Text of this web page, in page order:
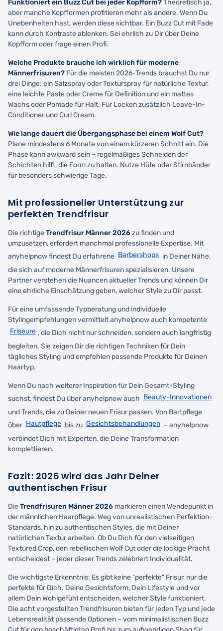
Funktioniert ein Buzz Cut bei jeder Kopfform?Theoretisch ja,
aber manche Kopfformen profitieren mehr als andere. Wenn Du
Unebenheiten hast, werden diese sichtbar. Ein Buzz Cut mit Fade
kann durch Kontraste ablenken. Sei ehrlich zu Dir über Deine
Kopfform oder frage einen Profi.
Welche Produkte brauche ich wirklich für moderne
Männerfrisuren? Für die meisten 2026-Trends brauchst Du nur
drei Dinge: ein Salzspray oder Texturspray für natürliche Textur,
eine leichte Paste oder Creme für Definition und ein mattes
Wachs oder Pomade für Halt. Für Locken zusätzlich Leave-In-
Conditioner und Curl Cream.
Wie lange dauert die Übergangsphase bei einem Wolf Cut?
Plane mindestens 6 Monate von einem kürzeren Schnitt ein. Die
Phase kann awkward sein – regelmäßiges Schneiden der
Schichten hilft, die Form zu halten. Nutze Hüte oder Stirnbänder
für besonders schwierige Tage.
Mit professioneller Unterstützung zur
perfekten Trendfrisur
Die richtigeTrendfrisur Männer 2026zu finden und
umzusetzen, erfordert manchmal professionelle Expertise. Mit
anyhelpnow findest Du erfahrene Barbershops in Deiner Nähe,
die sich auf moderne Männerfrisuren spezialisieren. Unsere
Partner verstehen die Nuancen aktueller Trends und können Dir
eine ehrliche Einschätzung geben, welcher Style zu Dir passt.
Für eine umfassende Typberatung und individuelle
Stylingempfehlungen vermittelt anyhelpnow auch kompetente
Friseure , die Dich nicht nur schneiden, sondern auch langfristig
begleiten. Sie zeigen Dir die richtigen Techniken für Dein
tägliches Styling und empfehlen passende Produkte für Deinen
Haartyp.
Wenn Du nach weiterer Inspiration für Dein Gesamt-Styling
suchst, findest Du über anyhelpnow auch Beauty-Innovationen
und Trends, die zu Deiner neuen Frisur passen. Von Bartpflege
über Hautpflege bis zu Gesichtsbehandlungen – anyhelpnow
verbindet Dich mit Experten, die Deine Transformation
komplettieren.
Fazit: 2026 wird das Jahr Deiner
authentischen Frisur
DieTrendfrisuren Männer 2026 markieren einen Wendepunkt in
der männlichen Haarpflege. Weg von unrealistischen Perfektion-
Standards, hin zu authentischen Styles, die mit Deiner
natürlichen Textur arbeiten. Ob Du Dich für den vielseitigen
Textured Crop, den rebellischen Wolf Cut oder die lockige Pracht
entscheidest – jeder dieser Trends zelebriert Individualität.
Die wichtigste Erkenntnis: Es gibt keine "perfekte" Frisur, nur die
perfekte für Dich. Deine Gesichtsform, Dein Lifestyle und vor
allem Dein Wohlgefühl entscheiden, welcher Style funktioniert.
Die acht vorgestellten Trendfrisuren bieten für jeden Typ und jede
Lebensrealität passende Optionen – vom minimalistischen Buzz